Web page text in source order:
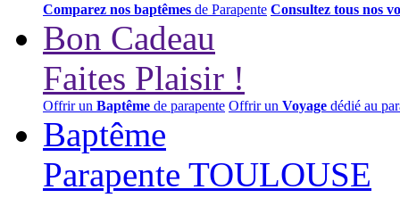
Comparez nos baptêmes de Parapente Consultez tous nos
Bon Cadeau
Faites Plaisir !
Offrir un Baptême de parapente Offrir un Voyage dédié au
Baptême
Parapente TOULOUSE